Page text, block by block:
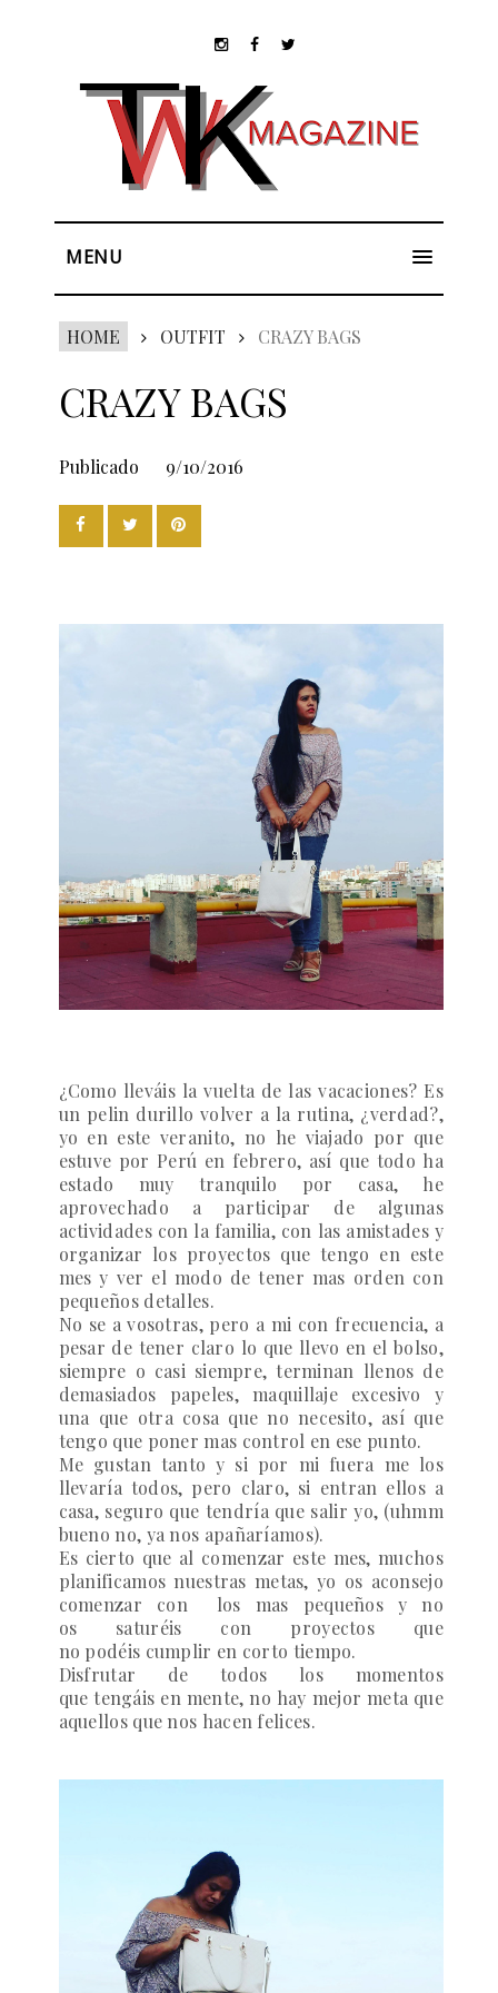
MENU
HOME OUTFIT CRAZY BAGS
CRAZY BAGS
Publicado 9/10/2016
¿Como lleváis la vuelta de las vacaciones? Es
un pelin durillo volver a la rutina, ¿verdad?,
yo en este veranito, no he viajado por que
estuve por Perú en febrero, así que todo ha
estado muy tranquilo por casa, he
aprovechado a participar de algunas
actividades con la familia, con las amistades y
organizar los proyectos que tengo en este
mes y ver el modo de tener mas orden con
pequeños detalles.
No se a vosotras, pero a mi con frecuencia, a
pesar de tener claro lo que llevo en el bolso,
siempre o casi siempre, terminan llenos de
demasiados papeles, maquillaje excesivo y
una que otra cosa que no necesito, así que
tengo que poner mas control en ese punto.
Me gustan tanto y si por mi fuera me los
llevaría todos, pero claro, si entran ellos a
casa, seguro que tendría que salir yo, (uhmm
bueno no, ya nos apañaríamos).
Es cierto que al comenzar este mes, muchos
planificamos nuestras metas, yo os aconsejo
comenzar con los mas pequeños y no
os saturéis con proyectos que
no podéis cumplir en corto tiempo.
Disfrutar de todos los momentos
que tengáis en mente, no hay mejor meta que
aquellos que nos hacen felices.